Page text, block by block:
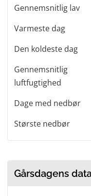
Gennemsnitlig lav
Varmeste dag
Den koldeste dag
Gennemsnitlig
luftfugtighed
Dage med nedbør
Største nedbør
Gårsdagens